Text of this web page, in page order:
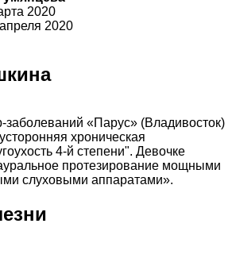
2020
2020
заболеваний «Парус» (Владивосток)
хроническая
4-й степени". Девочке
протезирование мощными
слуховыми аппаратами».